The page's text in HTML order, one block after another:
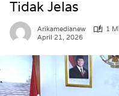
Tidak Jelas
Arikamedianew
1
April 21, 2026